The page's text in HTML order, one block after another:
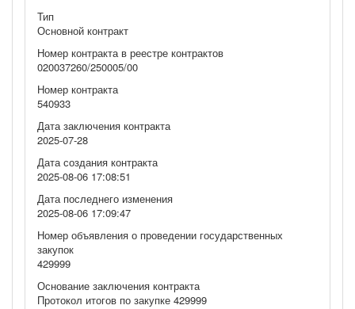
Тип
Основной контракт
Номер контракта в реестре контрактов
020037260/250005/00
Номер контракта
540933
Дата заключения контракта
2025-07-28
Дата создания контракта
2025-08-06 17:08:51
Дата последнего изменения
2025-08-06 17:09:47
Номер объявления о проведении государственных
закупок
429999
Основание заключения контракта
Протокол итогов по закупке 429999